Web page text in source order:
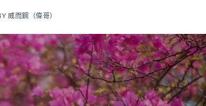
威而鋼（偉哥）